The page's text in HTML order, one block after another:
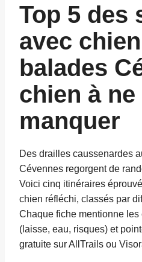
Top 5 des
avec
balades
chien à ne
manquer
Des drailles caussenardes
Cévennes regorgent de
Voici cinq itinéraires
chien réfléchi, classés par
Chaque fiche mentionne
(laisse, eau, risques) et
gratuite sur AllTrails ou